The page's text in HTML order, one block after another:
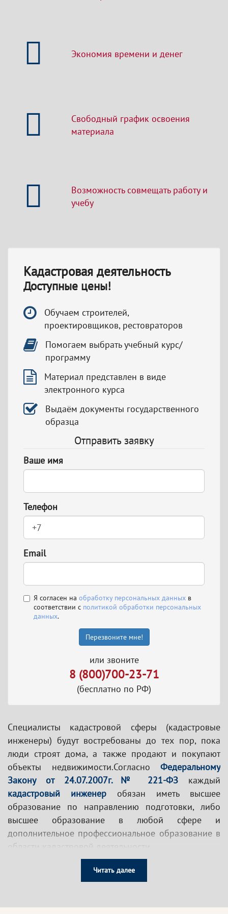
Экономия времени и денег
Свободный график освоения
материала
Возможность совмещать работу и
учебу
Кадастровая деятельность
Доступные цены!
Обучаем строителей,
проектировщиков, рестовраторов
Помогаем выбрать учебный курс/
программу
Материал представлен в виде
электронного курса
Выдаём документы государственного
образца
Отправить заявку
Ваше имя
Телефон
Email
Я согласен на обработку персональных данных в
соответствии с политикой обработки персональных
данных.
Перезвоните мне!
или звоните
8 (800)700-23-71
(бесплатно по РФ)
Специалисты кадастровой сферы (кадастровые
инженеры) будут востребованы до тех пор, пока
люди строят дома, а также продают и покупают
объекты недвижимости.Согласно Федеральному
Закону от 24.07.2007г.№ 221-ФЗ каждый
кадастровый инженер обязан иметь высшее
образование по направлению подготовки, либо
высшее образование в любой сфере и
дополнительное профессиональное образование в
области кадастровой деятельности.
Специалистам, имеющим высшее образование, не
вошедшее в перечень, утвержденный Приказом
апреля 2018 г. N 229, необходимо проходить
Читать далее